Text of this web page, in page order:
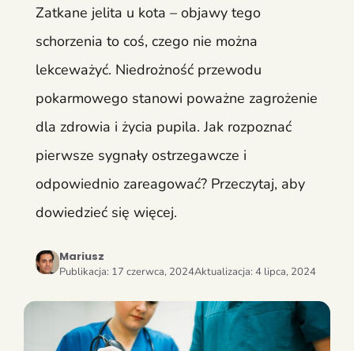
Zatkane jelita u kota – objawy tego
schorzenia to coś, czego nie można
lekceważyć. Niedrożność przewodu
pokarmowego stanowi poważne zagrożenie
dla zdrowia i życia pupila. Jak rozpoznać
pierwsze sygnały ostrzegawcze i
odpowiednio zareagować? Przeczytaj, aby
dowiedzieć się więcej.
Mariusz
Publikacja: 17 czerwca, 2024Aktualizacja: 4 lipca, 2024